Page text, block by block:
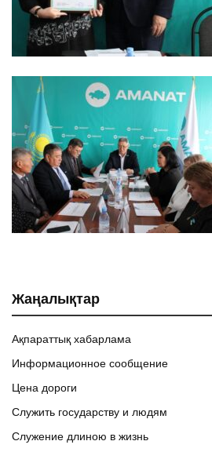
Жаңалықтар
Ақпараттық хабарлама
Информационное сообщение
Цена дороги
Служить государству и людям
Служение длиною в жизнь